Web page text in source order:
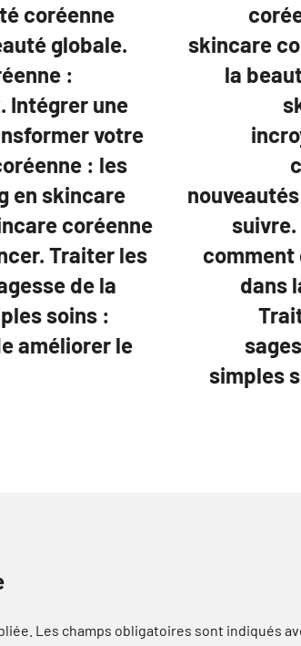
coréenne
globale.
:
Intégrer une
votre
: les
en skincare
coréenne
Traiter les
de la
soins :
améliorer le
skincare
la
comment
dans
simples
Les champs obligatoires sont indiqués